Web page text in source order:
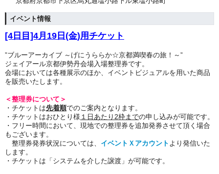
イベント情報
[4日目]4月19日(金)用チケット
”ブルーアーカイブ ～げにうららか☆京都満喫春の旅！～”
ジェイアール京都伊勢丹会場入場整理券です。
会場においては各種展示のほか、イベントビジュアルを用いた商品
を販売いたします。
＜整理券について＞
・チケットは先着順でのご案内となります。
・チケットはおひとり様 １日あたり2枠までの申し込みが可能です。
・フリー時間において、現地での整理券を追加発券させて頂く場合
もございます。
整理券発券状況については、 イベントＸアカウント より発信いた
します。
・チケットは「システムを介した譲渡」が可能です。